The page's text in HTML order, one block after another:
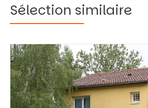
Sélection similaire